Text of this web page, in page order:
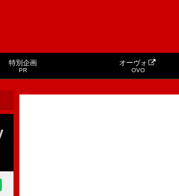
特別企画
PR
オーヴォ
OVO